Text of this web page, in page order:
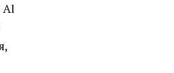
Al